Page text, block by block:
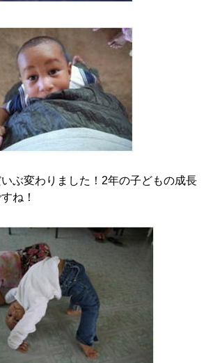
ぶ変わりました！2年の子どもの成長
ね！